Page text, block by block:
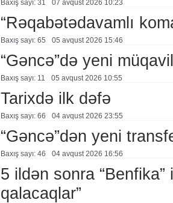
Baxış sayı: 31 07 avqust 2026 10:23
“Rəqabətədavamlı
Baxış sayı: 65 05 avqust 2026 15:46
“Gəncə”də yeni
Baxış sayı: 11 05 avqust 2026 10:55
Tarixdə ilk dəfə
Baxış sayı: 66 04 avqust 2026 23:55
“Gəncə”dən yeni
Baxış sayı: 46 04 avqust 2026 16:56
5 ildən sonra
qalacaqlar”